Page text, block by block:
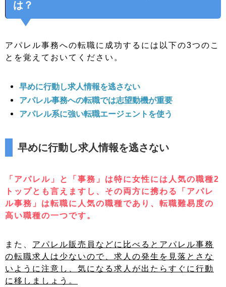
は？
アパレル事務への転職に成功するには以下の3つのこ
とを覚えておいてください。
早めに行動し求人情報を逃さない
アパレル事務への転職では志望動機が重要
アパレル系に強い転職エージェントを使う
早めに行動し求人情報を逃さない
「アパレル」と「事務」は特に女性には人気の職種2
トップとも言えますし、その両方に携わる「アパレ
ル事務」は転職に人気の職種であり、転職難易度の
高い職種の一つです。
また、 アパレル販売員などに比べるとアパレル事務
の転職求人は少ないので、求人の発生を見落とさな
いように注意し、気になる求人が出たらすぐに行動
に移しましょう。